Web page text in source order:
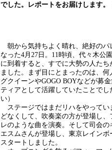
でした。レポートをお届けします。
朝から気持ちよく晴れ、絶好のパ
なった4月27日。11時頃、代々木公
に到着すると、すでに大勢の人たち
ました。まず目にとまったのは、何
グクイーンやGOGO BOYなどが募
ティアとして活躍していたことでし
い）
ステージではまだリハをやってい
どなくして、吹奏楽の方が登場し、
レのような曲を演奏。そして司会の
エスムさんが登場し、東京レインボ
スタートしました。